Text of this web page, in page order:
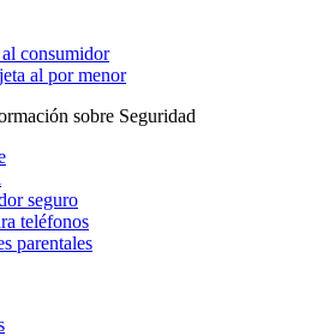
consumidor
al por menor
sobre Seguridad
seguro
teléfonos
parentales